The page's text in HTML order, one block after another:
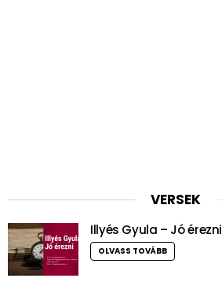
VERSEK
Illyés Gyula – Jó érezni
OLVASS TOVÁBB